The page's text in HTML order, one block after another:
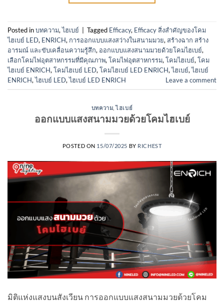
Posted inบทความ,ไฮเบย์ Tagged Efficacy, Efficacy สิ่งสำคัญของโคม
ไฮเบย์ LED, ENRICH, การออกแบบแสงสว่างในสนามมวย, สร้างฉาก สร้าง
อารมณ์ และขับเคลื่อนความรู้สึก, ออกแบบแสงสนามมวยด้วยโคมไฮเบย์,
เลือกโคมไฟอุตสาหกรรมที่มีคุณภาพ, โคมไฟอุตสาหกรรม, โคมไฮเบย์, โคม
ไฮเบย์ ENRICH, โคมไฮเบย์ LED, โคมไฮเบย์ LED ENRICH,ไฮเบย์,ไฮเบย์
ENRICH,ไฮเบย์ LED,ไฮเบย์ LED ENRICH Leave a comment
บทความ ,ไฮเบย์
ออกแบบแสงสนามมวยด้วยโคมไฮเบย์
POSTED ON 15/07/2025 BY RICHEST
มิติแห่งแสงบนสังเวียน การออกแบบแสงสนามมวยด้วยโคม